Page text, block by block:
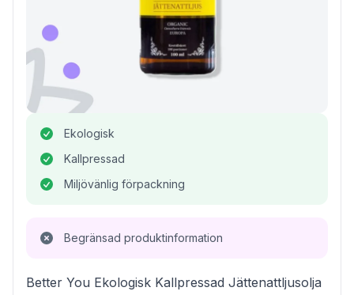
Ekologisk
Kallpressad
Miljövänlig förpackning
Begränsad produktinformation
Better You Ekologisk Kallpressad Jättenattljusolja